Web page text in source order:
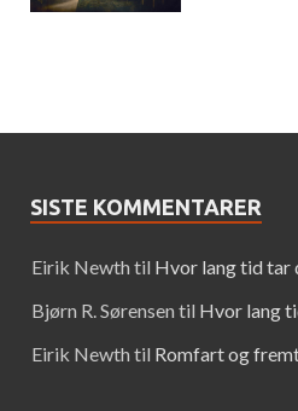
SISTE KOMMENTARER
Eirik Newth til Hvor lang tid tar
Bjørn R. Sørensen til Hvor lang
Eirik Newth til Romfart og